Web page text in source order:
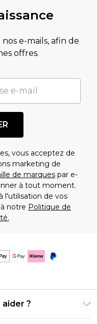
e-mails, afin de
offres.
vous acceptez de
marketing de
de marques par e-
à tout moment.
l'utilisation de vos
notre Politique de
?